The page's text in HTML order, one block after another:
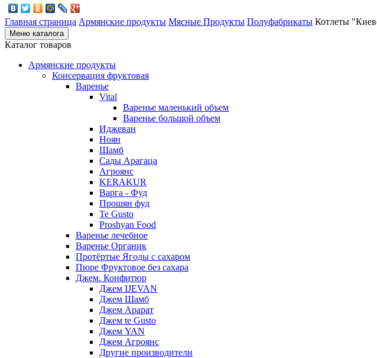
Главная страница Армянские продукты Мясные Продукты Полуфабрикаты Котлеты
Меню каталога
Каталог товаров
Армянские продукты
Консервация фруктовая
Варенье
Vital
Варенье маленький объем
Варенье большой объем
Иджеван
Ноян
Шамб
Сады Арагаца
Агроянс
KERAKUR
Варга - Фуд
Прошян фуд
Te Gusto
Proshyan Food
Варенье лечебное
Варенье Органик
Протёртые Ягоды с сахаром
Пюре Фруктовое без сахара
Джем. Конфитюр
Джем IJEVAN
Джем Шамб
Джем Арарат
Джем te Gusto
Джем YAN
Джем Агроянс
Другие производители